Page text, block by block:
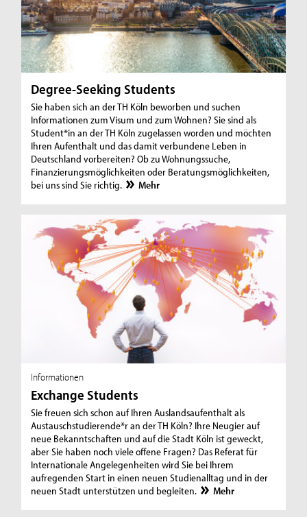
Degree-Seeking Students
Sie haben sich an der TH Köln beworben und suchen
Informationen zum Visum und zum Wohnen? Sie sind als
Student*in an der TH Köln zugelassen worden und möchten
Ihren Aufenthalt und das damit verbundene Leben in
Deutschland vorbereiten? Ob zu Wohnungssuche,
Finanzierungsmöglichkeiten oder Beratungsmöglichkeiten,
bei uns sind Sie richtig.
Mehr
Informationen
Exchange Students
Sie freuen sich schon auf Ihren Auslandsaufenthalt als
Austauschstudierende*r an der TH Köln? Ihre Neugier auf
neue Bekanntschaften und auf die Stadt Köln ist geweckt,
aber Sie haben noch viele offene Fragen? Das Referat für
Internationale Angelegenheiten wird Sie bei Ihrem
aufregenden Start in einen neuen Studienalltag und in der
neuen Stadt unterstützen und begleiten.
Mehr